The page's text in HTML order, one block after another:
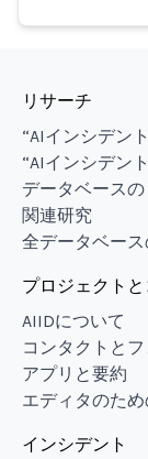
リサーチ
“AIインシデン
“AIインシデン
データベース
関連研究
全データベー
プロジェクト
AIIDについて
コンタクトと
アプリと要約
エディタのた
インシデント